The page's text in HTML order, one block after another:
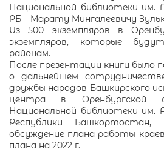
Национальной библиотеки им.
РБ – Марату Мингалеевичу
Из 500 экземпляров в
экземпляров, которые
районам.
После презентации книги было
о дальнейшем
дружбы народов Башкирского
центра в
Национальной библиотеки им.
Республики Башкортостан,
обсуждение плана работы
плана на 2022 г.